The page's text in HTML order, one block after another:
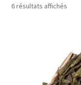
Sport
6 résultats affichésTrié
plus